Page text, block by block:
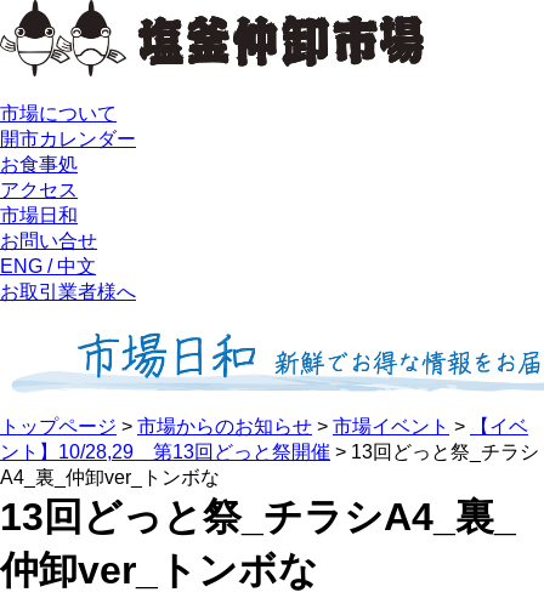
市場について
開市カレンダー
お食事処
アクセス
市場日和
お問い合せ
ENG / 中文
お取引業者様へ
トップページ > 市場からのお知らせ > 市場イベント >
【イベ
ント】10/28,29 第13回どっと祭開催 > 13回どっと祭_チラシ
A4_裏_仲卸ver_トンボな
13回どっと祭_チラシA4_裏_
仲卸ver_トンボな